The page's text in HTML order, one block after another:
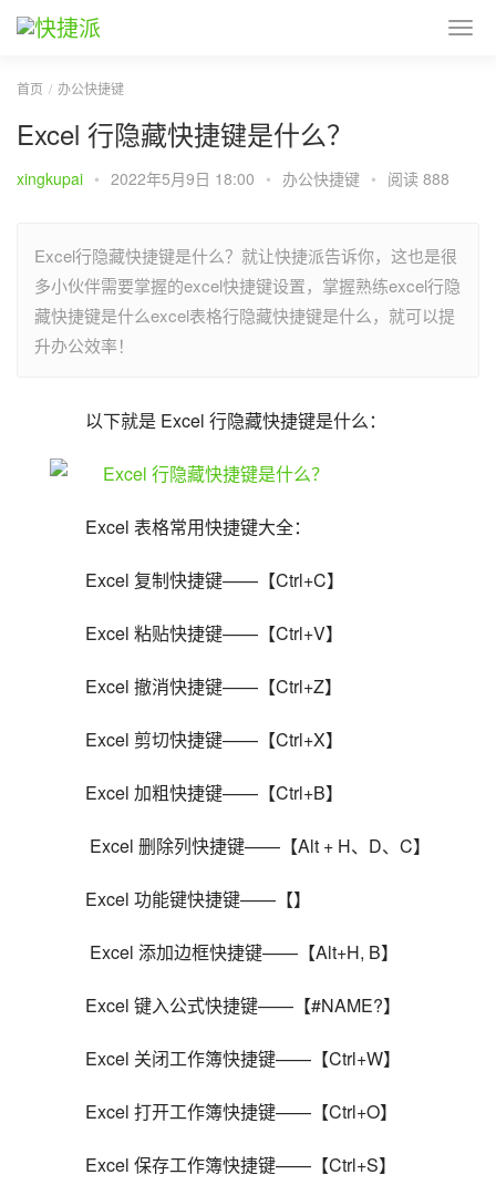
首页 办公快捷键
Excel 行隐藏快捷键是什么？
xingkupai • 2022年5月9日 18:00 • 办公快捷键 • 阅读 888
Excel行隐藏快捷键是什么？就让快捷派告诉你，这也是很
多小伙伴需要掌握的excel快捷键设置，掌握熟练excel行隐
藏快捷键是什么excel表格行隐藏快捷键是什么，就可以提
升办公效率！
以下就是 Excel 行隐藏快捷键是什么：
Excel 表格常用快捷键大全：
Excel 复制快捷键——【Ctrl+C】
Excel 粘贴快捷键——【Ctrl+V】
Excel 撤消快捷键——【Ctrl+Z】
Excel 剪切快捷键——【Ctrl+X】
Excel 加粗快捷键——【Ctrl+B】
Excel 删除列快捷键——【Alt + H、D、C】
Excel 功能键快捷键——【】
Excel 添加边框快捷键——【Alt+H, B】
Excel 键入公式快捷键——【#NAME?】
Excel 关闭工作簿快捷键——【Ctrl+W】
Excel 打开工作簿快捷键——【Ctrl+O】
Excel 保存工作簿快捷键——【Ctrl+S】